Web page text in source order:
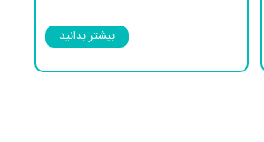
بیشتر بدانید